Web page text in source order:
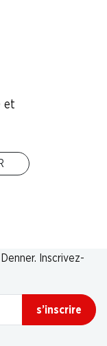
et
Inscrivez-
s’inscrire